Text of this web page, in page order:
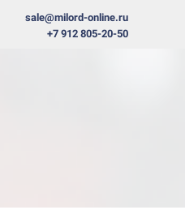
sale@milord-online.ru
+7 912 805-20-50